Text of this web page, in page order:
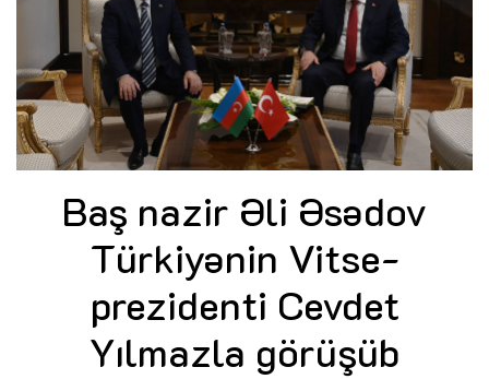
Baş nazir Əli Əsədov
Türkiyənin Vitse-
prezidenti Cevdet
Yılmazla görüşüb